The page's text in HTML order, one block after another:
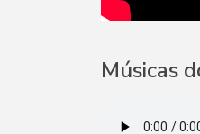
Músicas